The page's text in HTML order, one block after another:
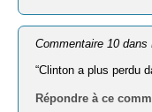
Commentaire 10 dans
“Clinton a plus perdu
Répondre à ce